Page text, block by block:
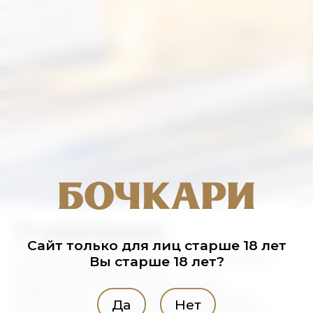
Компания Бочкари — уникальное, современное,
динамично развивающееся
предприятие. Основные направления
деятельности – производство и реализация
Сайт только для лиц старше 18 лет
Вы старше 18 лет?
Да Нет